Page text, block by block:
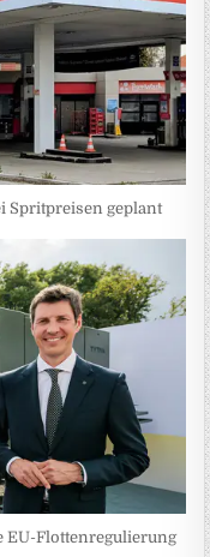
Spritpreisen geplant
Flottenregulierung